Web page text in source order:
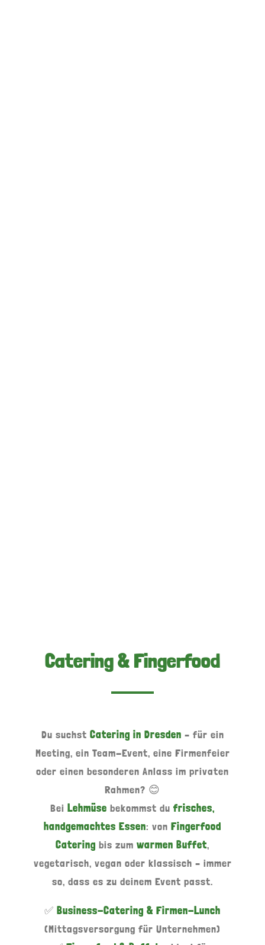
Catering & Fingerfood
Du suchst Catering in Dresden – für ein
Meeting, ein Team-Event, eine Firmenfeier
oder einen besonderen Anlass im privaten
Rahmen? 😊
Bei Lehmüse bekommst du frisches,
handgemachtes Essen: von Fingerfood
Catering bis zum warmen Buffet,
vegetarisch, vegan oder klassisch – immer
so, dass es zu deinem Event passt.
✅ Business-Catering & Firmen-Lunch
(Mittagsversorgung für Unternehmen)